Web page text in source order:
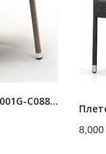
Плетеный стул A2001G-C088FT Pale
8,000